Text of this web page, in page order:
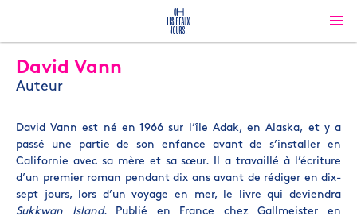
David Vann
Auteur
David Vann est né en 1966 sur l’île Adak, en Alaska, et y a
passé une partie de son enfance avant de s’installer en
Californie avec sa mère et sa sœur. Il a travaillé à l’écriture
d’un premier roman pendant dix ans avant de rédiger en dix-
sept jours, lors d’un voyage en mer, le livre qui deviendra
Sukkwan Island. Publié en France chez Gallmeister en